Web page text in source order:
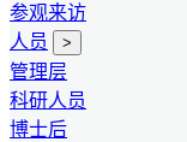
参观来访
人员
>
管理层
科研人员
博士后